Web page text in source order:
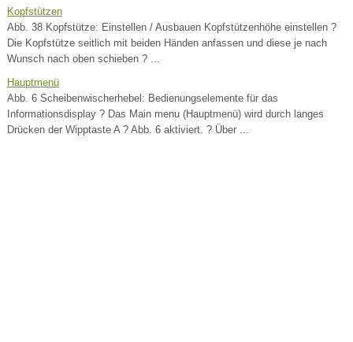
Kopfstützen
Abb. 38 Kopfstütze: Einstellen / Ausbauen Kopfstützenhöhe einstellen ?
Die Kopfstütze seitlich mit beiden Händen anfassen und diese je nach
Wunsch nach oben schieben ? ...
Hauptmenü
Abb. 6 Scheibenwischerhebel: Bedienungselemente für das
Informationsdisplay ? Das Main menu (Hauptmenü) wird durch langes
Drücken der Wipptaste A ? Abb. 6 aktiviert. ? Über ...